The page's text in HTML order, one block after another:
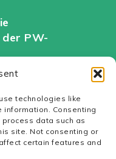
technologies like
information. Consenting
data such as
site. Not consenting or
certain features and
der PW-